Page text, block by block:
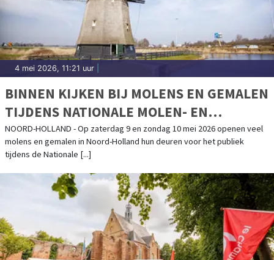
4 mei 2026, 11:21 uur
BINNEN KIJKEN BIJ MOLENS EN GEMALEN
TIJDENS NATIONALE MOLEN- EN
GEMALENDAG
NOORD-HOLLAND - Op zaterdag 9 en zondag 10 mei 2026 openen veel
molens en gemalen in Noord-Holland hun deuren voor het publiek
tijdens de Nationale [...]